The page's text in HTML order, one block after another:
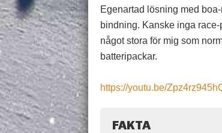
Egenartad lösning med
bindning. Kanske inga
något stora för mig som
batteripackar.
https://youtu.be/
FAKTA